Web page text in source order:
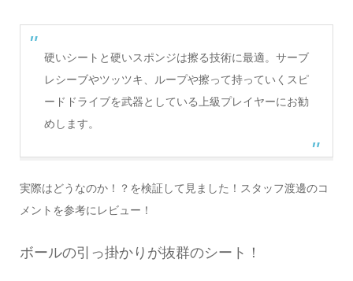
硬いシートと硬いスポンジは擦る技術に最適。サーブ
レシーブやツッツキ、ループや擦って持っていくスピ
ードドライブを武器としている上級プレイヤーにお勧
めします。
実際はどうなのか！？を検証して見ました！スタッフ渡邊のコ
メントを参考にレビュー！
ボールの引っ掛かりが抜群のシート！